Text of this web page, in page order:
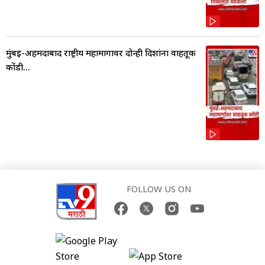
मुंबई-अहमदाबाद राष्ट्रीय महामार्गावर दोन्ही दिशांना वाहतूक
कोंडी...
FOLLOW US ON